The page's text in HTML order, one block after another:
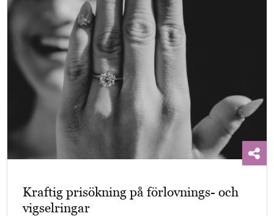
Kraftig prisökning på förlovnings- och
vigselringar